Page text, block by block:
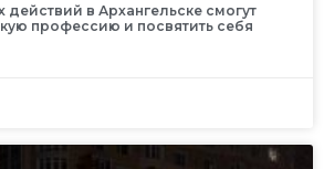
действий в Архангельске смогут
профессию и посвятить себя